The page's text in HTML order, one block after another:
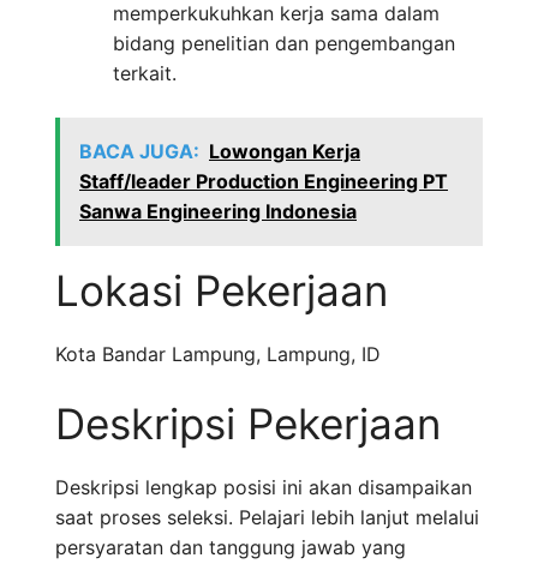
memperkukuhkan kerja sama dalam
bidang penelitian dan pengembangan
terkait.
BACA JUGA: Lowongan Kerja
Staff/leader Production Engineering PT
Sanwa Engineering Indonesia
Lokasi Pekerjaan
Kota Bandar Lampung, Lampung, ID
Deskripsi Pekerjaan
Deskripsi lengkap posisi ini akan disampaikan
saat proses seleksi. Pelajari lebih lanjut melalui
persyaratan dan tanggung jawab yang